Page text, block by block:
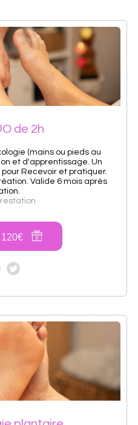
de 2h
(mains ou pieds au
et d'apprentissage. Un
Recevoir et pratiquer.
Valide 6 mois après